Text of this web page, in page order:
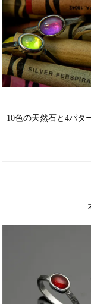
10色の天然石と4パタ